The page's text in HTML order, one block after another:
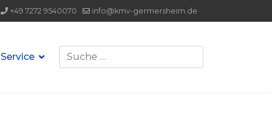
+49 7272 9540070 info@kmv-germersheim.de
Service Suchen